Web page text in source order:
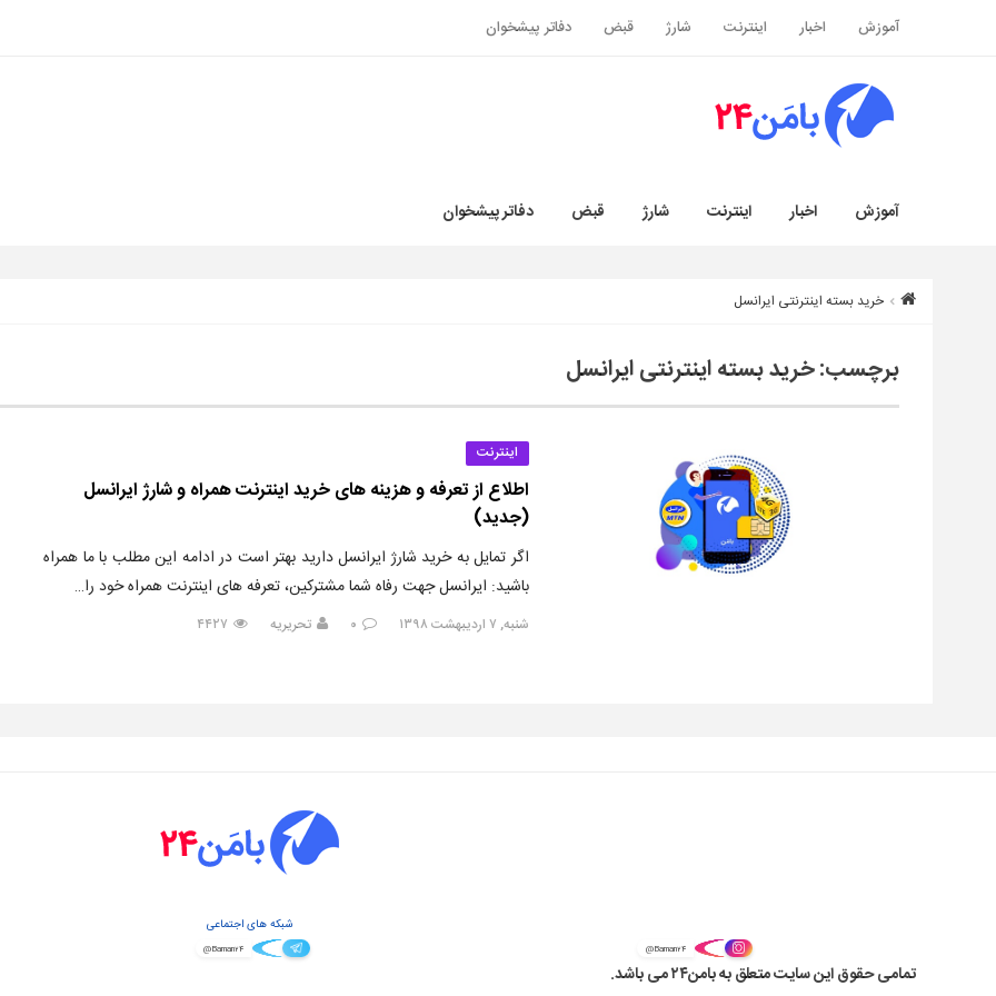
آموزش اخبار اینترنت شارژ قبض دفاتر پیشخوان
آموزش اخبار اینترنت شارژ قبض دفاتر پیشخوان
خرید بسته اینترنتی ایرانسل
برچسب:خرید بسته اینترنتی ایرانسل
اینترنت
اطلاع از تعرفه و هزینه های خرید اینترنت همراه و شارژ ایرانسل
(جدید)
اگر تمایل به خرید شارژ ایرانسل دارید بهتر است در ادامه این مطلب با ما همراه
باشید: ایرانسل جهت رفاه شما مشترکین، تعرفه های اینترنت همراه خود را…
شنبه, ۷ اردیبهشت ۱۳۹۸ ۰ تحریریه ۴۴۲۷
شبکه های اجتماعی
@Baman۲۴ @Baman۲۴
تمامی حقوق این سایت متعلق به بامن۲۴ می باشد.